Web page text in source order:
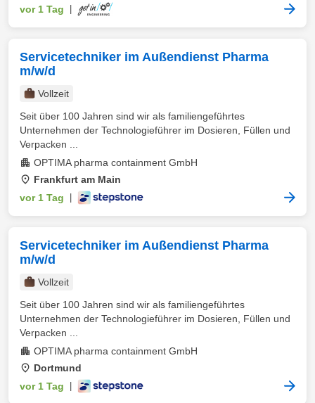
vor 1 Tag
Servicetechniker im Außendienst Pharma
m/w/d
Vollzeit
Seit über 100 Jahren sind wir als familiengeführtes
Unternehmen der Technologieführer im Dosieren, Füllen und
Verpacken ...
OPTIMA pharma containment GmbH
Frankfurt am Main
vor 1 Tag
Servicetechniker im Außendienst Pharma
m/w/d
Vollzeit
Seit über 100 Jahren sind wir als familiengeführtes
Unternehmen der Technologieführer im Dosieren, Füllen und
Verpacken ...
OPTIMA pharma containment GmbH
Dortmund
vor 1 Tag